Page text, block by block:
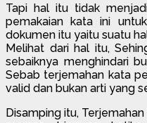
Tapi hal itu tidak
pemakaian kata ini
dokumen itu yaitu suatu
Melihat dari hal itu,
sebaiknya menghindari
Sebab terjemahan kata
valid dan bukan arti yang
Disamping itu,